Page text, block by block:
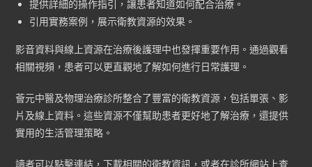
提供詳細的操作指引，讓患者知道如何配合治療。
引用實務案例，展示衛教資源的效果。
影音資料與線上資源在治療後護理中也發揮重要作用。通過觀看
相關視頻，患者可以更直觀地了解如何進行日常護理。
薈元中醫及物理治療診所整合了豐富的衛教資源，包括單張、影
片及線上資料。這些資源不僅幫助患者更好地了解治療，還提供
實用的生活管理策略。
讀者可以點擊連結，下載相關的衛教資訊，或者在診所網站上查